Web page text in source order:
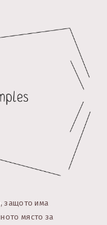
защото има
място за